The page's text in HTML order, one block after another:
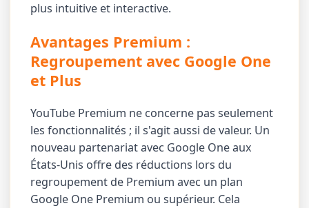
plus intuitive et interactive.
Avantages Premium :
Regroupement avec Google One
et Plus
YouTube Premium ne concerne pas seulement
les fonctionnalités ; il s'agit aussi de valeur. Un
nouveau partenariat avec Google One aux
États-Unis offre des réductions lors du
regroupement de Premium avec un plan
Google One Premium ou supérieur. Cela